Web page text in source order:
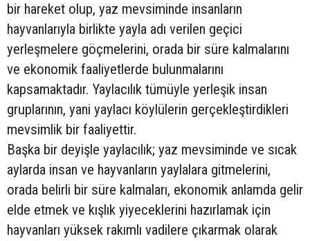
bir hareket olup, yaz mevsiminde insanların
hayvanlarıyla birlikte yayla adı verilen geçici
yerleşmelere göçmelerini, orada bir süre kalmalarını
ve ekonomik faaliyetlerde bulunmalarını
kapsamaktadır. Yaylacılık tümüyle yerleşik insan
gruplarının, yani yaylacı köylülerin gerçekleştirdikleri
mevsimlik bir faaliyettir.
Başka bir deyişle yaylacılık; yaz mevsiminde ve sıcak
aylarda insan ve hayvanların yaylalara gitmelerini,
orada belirli bir süre kalmaları, ekonomik anlamda gelir
elde etmek ve kışlık yiyeceklerini hazırlamak için
hayvanları yüksek rakımlı vadilere çıkarmak olarak